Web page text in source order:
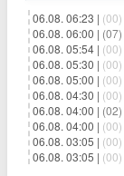
06.08. 06:23 | (00)
06.08. 06:00 | (07)
06.08. 05:54 | (00)
06.08. 05:30 | (00)
06.08. 05:00 | (00)
06.08. 04:30 | (00)
06.08. 04:00 | (02)
06.08. 04:00 | (00)
06.08. 03:05 | (00)
06.08. 03:05 | (00)